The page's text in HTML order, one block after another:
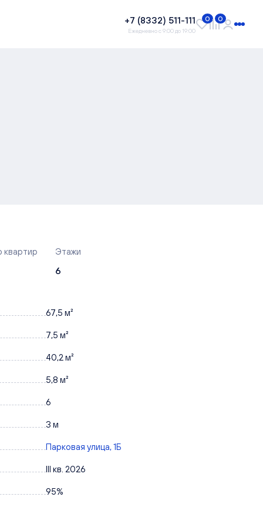
+7 (8332) 511-111
Ежедневно с 9:00 до 19:00
0 0
квартир Этажи
6
67,5 м²
7,5 м²
40,2 м²
5,8 м²
6
3 м
Парковая улица, 1Б
III кв. 2026
95%